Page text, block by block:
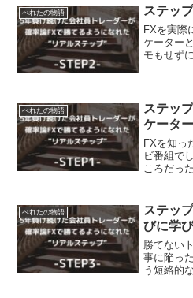
開設以来
れた本当
べれたの物語 ステッ
FXを実際
ケーター
モもせず
める旅に
べれたの物語
ステッ
ケータ
FXを知っ
ビ番組で
ころだっ
バラエテ
きく稼い
べれたの物語
ステッ
びに学
勝てない
事に陥っ
う短絡的